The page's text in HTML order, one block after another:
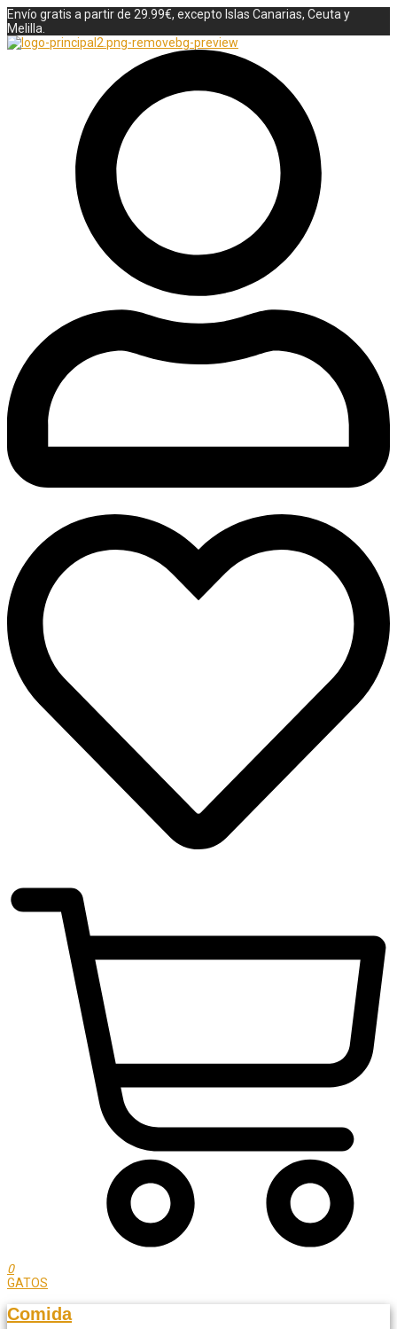
Envío gratis a partir de 29.99€, excepto Islas Canarias, Ceuta y
Melilla.
0
GATOS
Comida